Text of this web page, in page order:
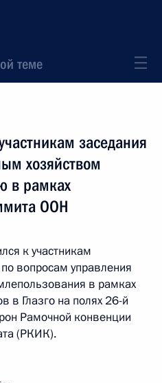
теме
заседания
хозяйством
в рамках
ООН
к участникам
вопросам управления
в рамках
в Глазго на полях 26-й
Рамочной конвенции
(РКИК).